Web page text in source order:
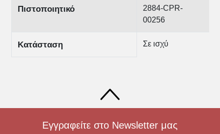
Πιστοποιητικό
2884-CPR-
00256
Κατάσταση Σε ισχύ
Εγγραφείτε στο Newsletter μας